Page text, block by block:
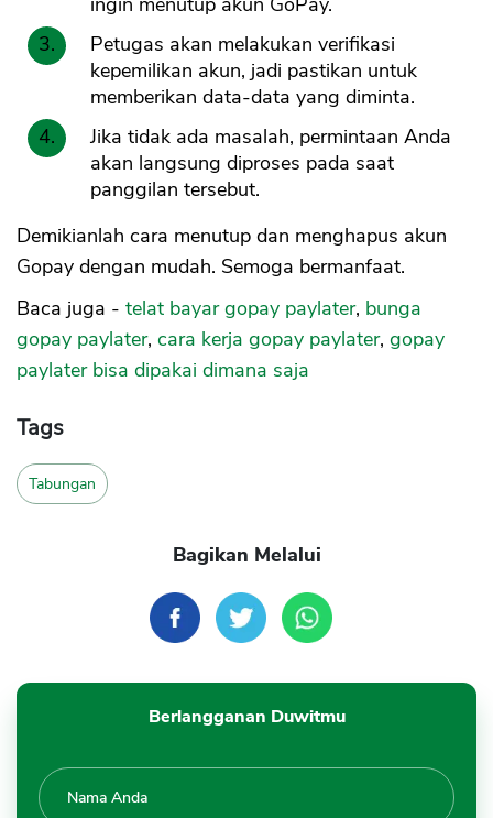
Petugas akan melakukan verifikasi
kepemilikan akun, jadi pastikan untuk
memberikan data-data yang diminta.
Jika tidak ada masalah, permintaan Anda
akan langsung diproses pada saat
panggilan tersebut.
Demikianlah cara menutup dan menghapus akun
Gopay dengan mudah. Semoga bermanfaat.
Baca juga - telat bayar gopay paylater, bunga
gopay paylater, cara kerja gopay paylater, gopay
paylater bisa dipakai dimana saja
Tags
Tabungan
Bagikan Melalui
Berlangganan Duwitmu